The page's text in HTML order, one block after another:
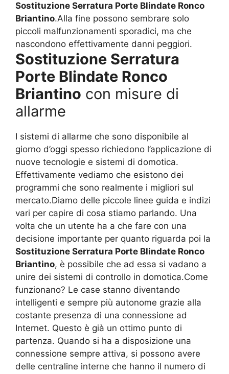
Sostituzione Serratura Porte Blindate Ronco
Briantino.Alla fine possono sembrare solo
piccoli malfunzionamenti sporadici, ma che
nascondono effettivamente danni peggiori.
Sostituzione Serratura
Porte Blindate Ronco
Briantino con misure di
allarme
I sistemi di allarme che sono disponibile al
giorno d’oggi spesso richiedono l’applicazione di
nuove tecnologie e sistemi di domotica.
Effettivamente vediamo che esistono dei
programmi che sono realmente i migliori sul
mercato.Diamo delle piccole linee guida e indizi
vari per capire di cosa stiamo parlando. Una
volta che un utente ha a che fare con una
decisione importante per quanto riguarda poi la
Sostituzione Serratura Porte Blindate Ronco
Briantino, è possibile che ad essa si vadano a
unire dei sistemi di controllo in domotica.Come
funzionano? Le case stanno diventando
intelligenti e sempre più autonome grazie alla
costante presenza di una connessione ad
Internet. Questo è già un ottimo punto di
partenza. Quando si ha a disposizione una
connessione sempre attiva, si possono avere
delle centraline interne che hanno il numero di